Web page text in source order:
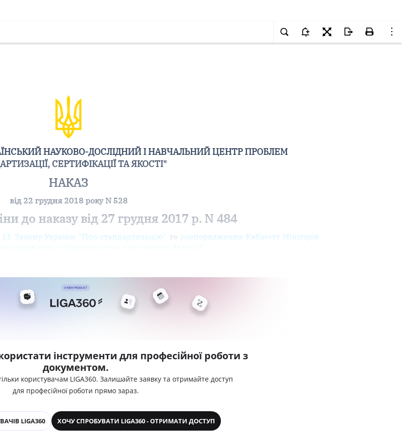
НАУКОВО-ДОСЛІДНИЙ І НАВЧАЛЬНИЙ ЦЕНТР ПРОБЛЕМ
СЕРТИФІКАЦІЇ ТА ЯКОСТІ"
НАКАЗ
від 22 грудня 2018 року N 528
до наказу від 27 грудня 2017 р. N 484
11 Закону України "Про стандартизацію" та розпорядження Кабінету Міністрів
інструменти для професійної роботи з
документом.
користувачам LIGA360. Залишайте заявку та отримайте доступ
для професійної роботи прямо зараз.
LIGA360 ХОЧУ СПРОБУВАТИ LIGA360 - ОТРИМАТИ ДОСТУП